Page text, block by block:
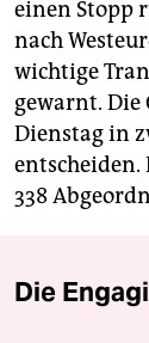
einen Stopp
nach
wichtige
gewarnt. Die
Dienstag in
entscheiden.
338
Die